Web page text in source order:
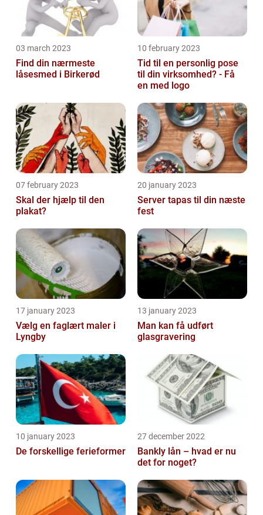
03 march 2023
Find din nærmeste
låsesmed i Birkerød
10 february 2023
Tid til en personlig pose
til din virksomhed? - Få
en med logo
07 february 2023
Skal der hjælp til den
plakat?
20 january 2023
Server tapas til din næste
fest
17 january 2023
Vælg en faglært maler i
Lyngby
13 january 2023
Man kan få udført
glasgravering
10 january 2023
De forskellige ferieformer
27 december 2022
Bankly lån – hvad er nu
det for noget?